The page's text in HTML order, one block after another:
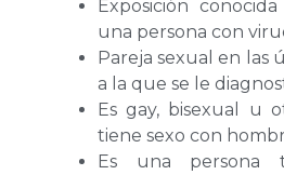
Exposición
una persona con
Pareja sexual en las
a la que se le
Es gay, bisexual u
tiene sexo con
Es una persona